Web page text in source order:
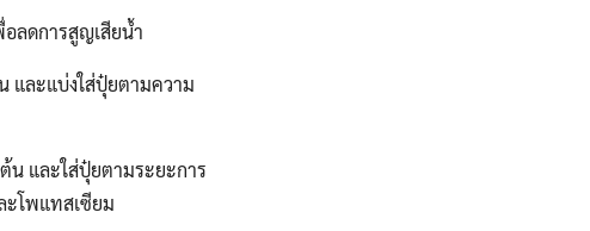
ลดการสูญเสียน้ำ
และแบ่งใส่ปุ๋ยตามความ
น และใส่ปุ๋ยตามระยะการ
ะโพแทสเซียม